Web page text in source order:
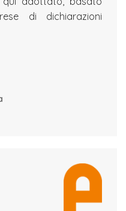
di dichiarazioni